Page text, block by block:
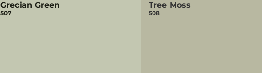
Grecian Green
507
Tree Moss
508